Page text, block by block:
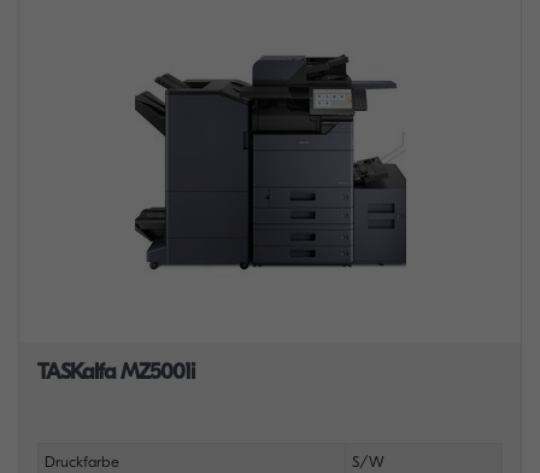
TASKalfa MZ5001i
Druckfarbe S/W